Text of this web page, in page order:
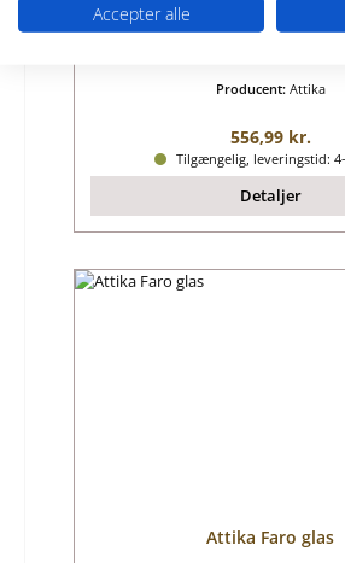
Producent: Attika
Almindelig pris:
556,99 kr.
Tilgængelig, leveringstid:
Detaljer
Attika Faro glas
Accepter alle